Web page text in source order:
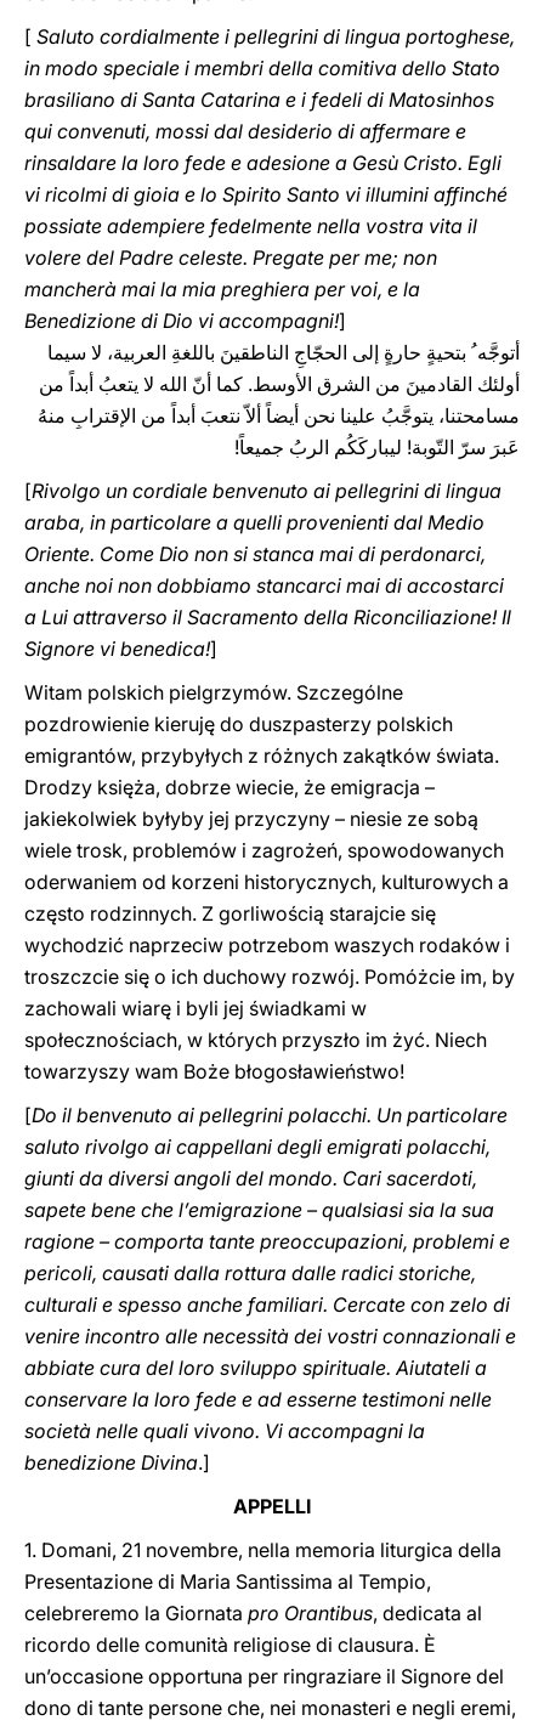
[ Saluto cordialmente i pellegrini di lingua portoghese,
in modo speciale i membri della comitiva dello Stato
brasiliano di Santa Catarina e i fedeli di Matosinhos
qui convenuti, mossi dal desiderio di affermare e
rinsaldare la loro fede e adesione a Gesù Cristo. Egli
vi ricolmi di gioia e lo Spirito Santo vi illumini affinché
possiate adempiere fedelmente nella vostra vita il
volere del Padre celeste. Pregate per me; non
mancherà mai la mia preghiera per voi, e la
Benedizione di Dio vi accompagni!]
أتوجَّه ُ بتحيةٍ حارةٍ إلى الحجّاجِ الناطقينَ باللغةِ العربية، لا سيما
أولئك القادمينَ من الشرق الأوسط. كما أنّ الله لا يتعبُ أبداً من
مسامحتنا، يتوجَّبُ علينا نحن أيضاً ألاّ نتعبَ أبداً من الإقترابِ منهُ
عَبرَ سرّ التّوبة! ليباركَكُم الربُ جميعاً!
[Rivolgo un cordiale benvenuto ai pellegrini di lingua
araba, in particolare a quelli provenienti dal Medio
Oriente. Come Dio non si stanca mai di perdonarci,
anche noi non dobbiamo stancarci mai di accostarci
a Lui attraverso il Sacramento della Riconciliazione! Il
Signore vi benedica!]
Witam polskich pielgrzymów. Szczególne
pozdrowienie kieruję do duszpasterzy polskich
emigrantów, przybyłych z różnych zakątków świata.
Drodzy księża, dobrze wiecie, że emigracja –
jakiekolwiek byłyby jej przyczyny – niesie ze sobą
wiele trosk, problemów i zagrożeń, spowodowanych
oderwaniem od korzeni historycznych, kulturowych a
często rodzinnych. Z gorliwością starajcie się
wychodzić naprzeciw potrzebom waszych rodaków i
troszczcie się o ich duchowy rozwój. Pomóżcie im, by
zachowali wiarę i byli jej świadkami w
społecznościach, w których przyszło im żyć. Niech
towarzyszy wam Boże błogosławieństwo!
[Do il benvenuto ai pellegrini polacchi. Un particolare
saluto rivolgo ai cappellani degli emigrati polacchi,
giunti da diversi angoli del mondo. Cari sacerdoti,
sapete bene che l’emigrazione – qualsiasi sia la sua
ragione – comporta tante preoccupazioni, problemi e
pericoli, causati dalla rottura dalle radici storiche,
culturali e spesso anche familiari. Cercate con zelo di
venire incontro alle necessità dei vostri connazionali e
abbiate cura del loro sviluppo spirituale. Aiutateli a
conservare la loro fede e ad esserne testimoni nelle
società nelle quali vivono. Vi accompagni la
benedizione Divina.]
APPELLI
1. Domani, 21 novembre, nella memoria liturgica della
Presentazione di Maria Santissima al Tempio,
celebreremo la Giornata pro Orantibus, dedicata al
ricordo delle comunità religiose di clausura. È
un’occasione opportuna per ringraziare il Signore del
dono di tante persone che, nei monasteri e negli eremi,